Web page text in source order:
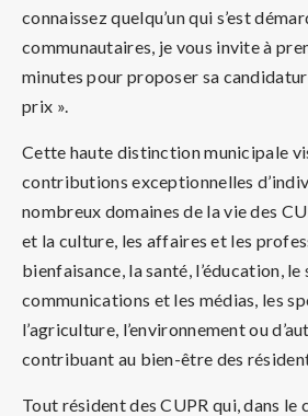
connaissez quelqu’un qui s’est
communautaires, je vous invite à
minutes pour proposer sa
prix ».
Cette haute distinction municipale
contributions exceptionnelles
nombreux domaines de la vie des
et la culture, les affaires et les
bienfaisance, la santé, l’éducation,
communications et les médias, les
l’agriculture, l’environnement ou
contribuant au bien-être des
Tout résident des CUPR qui, dans le